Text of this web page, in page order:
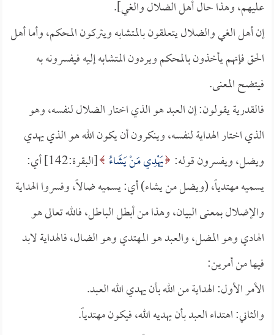
عليهم، وهذا حال أهل الضلال والغي].
إن أهل الغي والضلال يتعلقون بالمتشابه ويتركون المحكم، وأما أهل
الحق فإنهم يأخذون بالمحكم ويردون المتشابه إليه فيفسرونه به
فيتضح المعنى.
فالقدرية يقولون: إن العبد هو الذي اختار الضلال لنفسه، وهو
الذي اختار الهداية لنفسه، وينكرون أن يكون الله هو الذي يهدي
ويضل، ويفسرون قوله: يَهْدِي مَنْ يَشَاءُ
[البقرة:142] أي:
يسميه مهتدياً، (ويضل من يشاء) أي: يسميه ضالاً، وفسروا الهداية
والإضلال بمعنى البيان، وهذا من أبطل الباطل، فالله تعالى هو
الهادي وهو المضل، والعبد هو المهتدي وهو الضال، فالهداية لابد
فيها من أمرين:
الأمر الأول: الهداية من الله بأن يهدي الله العبد.
والثاني: اهتداء العبد بأن يهديه الله، فيكون مهتدياً.